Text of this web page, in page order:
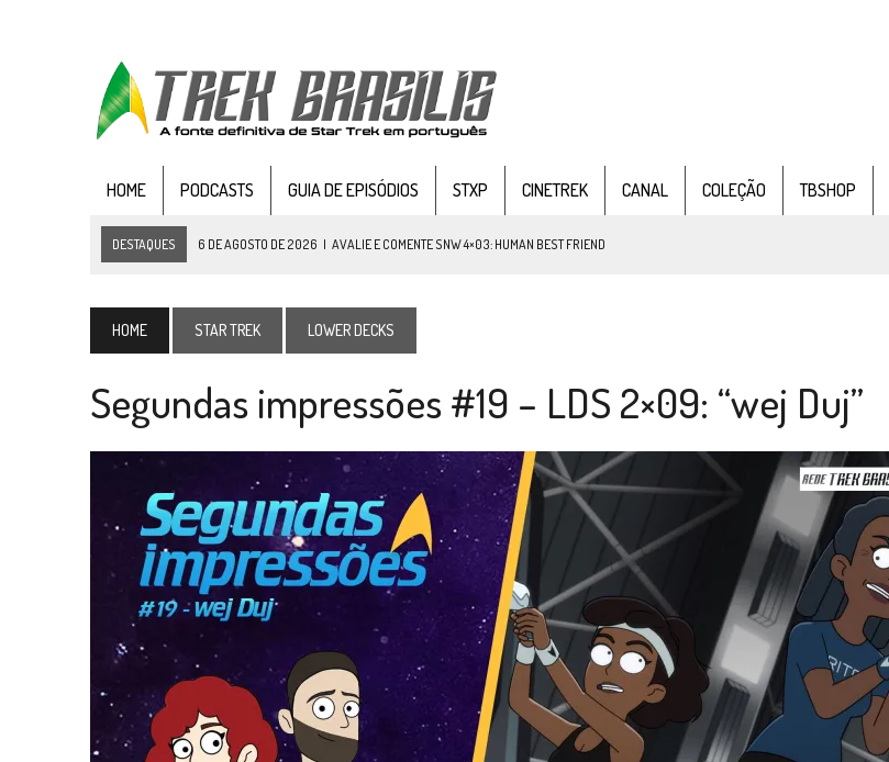
HOME PODCASTS GUIA DE EPISÓDIOS STXP CINETREK CANAL COLEÇÃO TBSHOP
DESTAQUES 6 DE AGOSTO DE 2026 | AVALIE E COMENTE SNW 4×03: HUMAN BEST FRIEND
3 DE AGOSTO DE 2026 | VEJA FOTOS DO TERCEIRO EPISÓDIO DA 4ª TEMPORADA DE STRANGE NEW WORDS
3 DE AGOSTO DE 2026 PARAMOUNT E CBS DERRUBAM NOVO VÍDEO DO FILME DE FÃS AXANAR HORAS APÓS ESTREIA
2 DE AGOSTO DE 2026 TB AO VIVO | STAR TREK: STRANGE NEW WORLDS – “THE GRIFFIN INCIDENT” (4×02)
1 DE AGOSTO DE 2026 ELENCO DE STRANGE NEW WORLDS ENCARA O FIM DE UMA ERA NA SDCC
31 DE JULHO DE 2026 | GRANDES JORNADAS | QUATRO EPISÓDIOS DE STAR TREKSOBRE DIFERENTES PONTOS DE VISTA
31 DE JULHO DE 2026 | BOX DELUXE DO ANO 5 DACOLEÇÃO TREK BRASILISJÁ DISPONÍVEL EM PRÉ-VENDA!
6 DE AGOSTO DE 2026 | NOVA TEMPORADA DE THE CENTER SEAT , SÉRIE DOCUMENTAL DE STAR TREK , CHEGA EM 8 DE SETEMBRO
HOME STAR TREK LOWER DECKS
Segundas impressões #19 – LDS 2×09: “wej Duj”